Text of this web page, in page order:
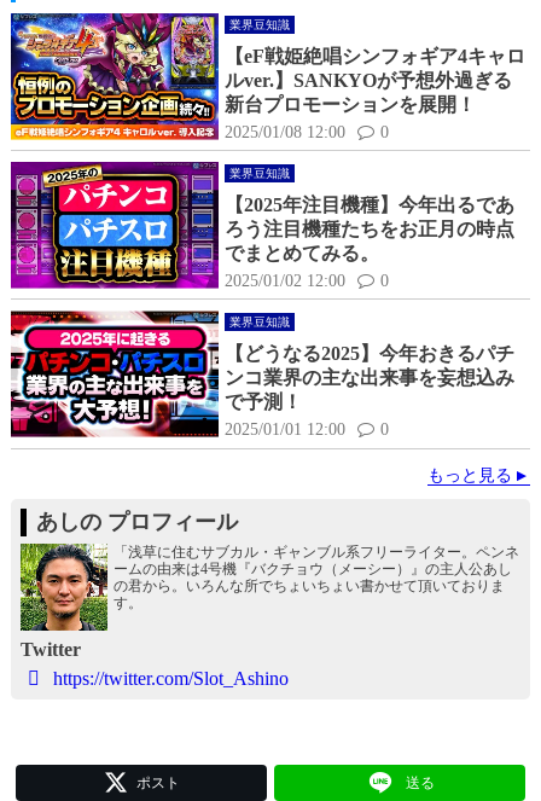
業界豆知識
【eF戦姫絶唱シンフォギア4キャロ
ルver.】SANKYOが予想外過ぎる
新台プロモーションを展開！
2025/01/08 12:00 0
業界豆知識
【2025年注目機種】今年出るであ
ろう注目機種たちをお正月の時点
でまとめてみる。
2025/01/02 12:00 0
業界豆知識
【どうなる2025】今年おきるパチ
ンコ業界の主な出来事を妄想込み
で予測！
2025/01/01 12:00 0
もっと見る
あしの プロフィール
「浅草に住むサブカル・ギャンブル系フリーライター。ペンネ
ームの由来は4号機『バクチョウ（メーシー）』の主人公あし
の君から。いろんな所でちょいちょい書かせて頂いておりま
す。
Twitter
https://twitter.com/Slot_Ashino
ポスト 送る